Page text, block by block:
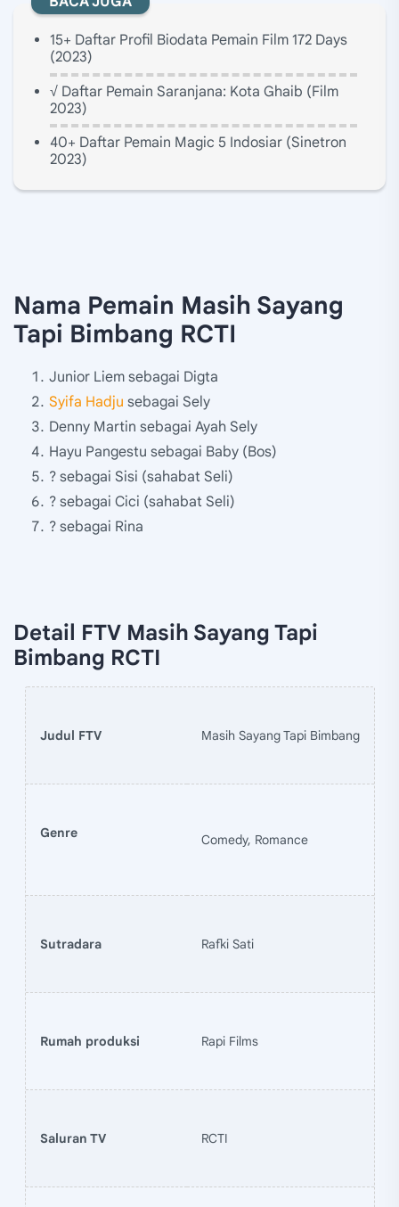
15+ Daftar Profil Biodata Pemain Film 172 Days
(2023)
√ Daftar Pemain Saranjana: Kota Ghaib (Film
2023)
40+ Daftar Pemain Magic 5 Indosiar (Sinetron
2023)
Nama Pemain Masih Sayang
Tapi Bimbang RCTI
Junior Liem sebagai Digta
Syifa Hadju sebagai Sely
Denny Martin sebagai Ayah Sely
Hayu Pangestu sebagai Baby (Bos)
? sebagai Sisi (sahabat Seli)
? sebagai Cici (sahabat Seli)
? sebagai Rina
Detail FTV Masih Sayang Tapi
Bimbang RCTI
Judul FTV Masih Sayang Tapi Bimbang
Genre Comedy, Romance
Sutradara Rafki Sati
Rumah produksi Rapi Films
Saluran TV RCTI